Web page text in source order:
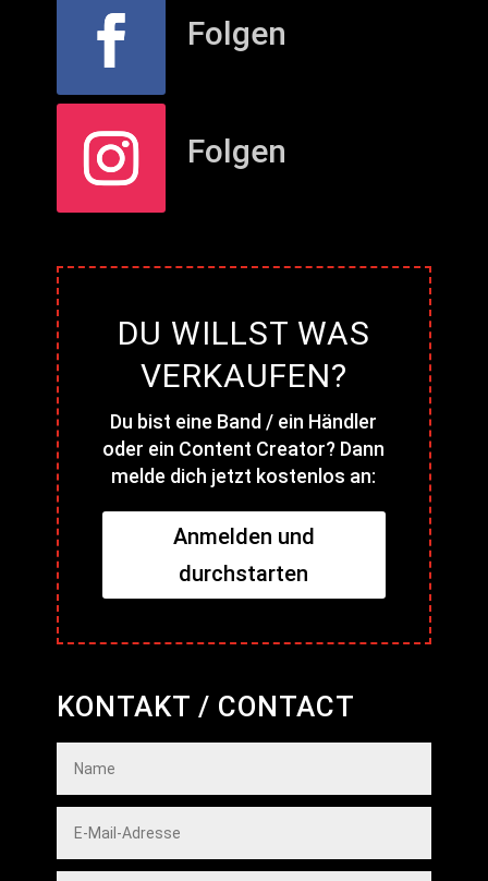
Folgen
Folgen
DU WILLST WAS
VERKAUFEN?
Du bist eine Band / ein Händler
oder ein Content Creator? Dann
melde dich jetzt kostenlos an:
Anmelden und
durchstarten
KONTAKT / CONTACT